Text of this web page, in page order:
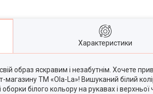
Характеристики
образ яскравим і незабутнім. Хочете
ТМ «Ola-La»! Вишуканий білий
білого кольору на рукавах і